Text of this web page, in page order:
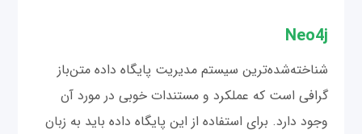
Neo4j
شناخته‌شده‌ترین سیستم مدیریت پایگاه داده متن‌باز
گرافی است که عملکرد و مستندات خوبی در مورد آن
وجود دارد. برای استفاده از این پایگاه داده باید به زبان